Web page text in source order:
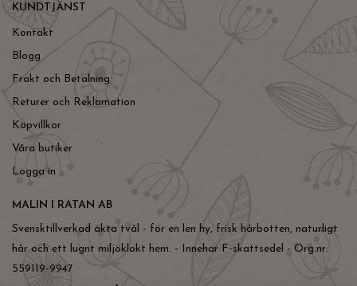
KUNDTJÄNST
Kontakt
Blogg
Frakt och Betalning
Returer och Reklamation
Köpvillkor
Våra butiker
Logga in
MALIN I RATAN AB
Svensktillverkad äkta tvål - för en len hy, frisk hårbotten, naturligt
hår och ett lugnt miljöklokt hem. - Innehar F-skattsedel - Org.nr:
559119-9947